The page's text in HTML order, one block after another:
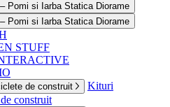
Pomi si Iarba Statica Diorame
Pomi si Iarba Statica Diorame
STUFF
de construit
Kituri
construit